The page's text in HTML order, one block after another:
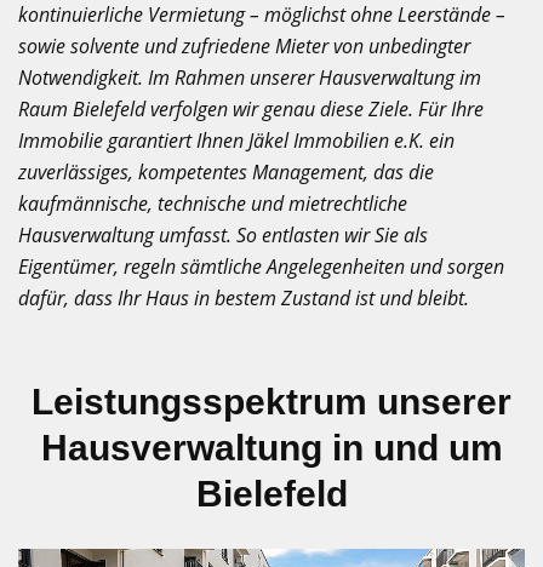
kontinuierliche Vermietung – möglichst ohne Leerstände –
sowie solvente und zufriedene Mieter von unbedingter
Notwendigkeit. Im Rahmen unserer Hausverwaltung im
Raum Bielefeld verfolgen wir genau diese Ziele. Für Ihre
Immobilie garantiert Ihnen Jäkel Immobilien e.K. ein
zuverlässiges, kompetentes Management, das die
kaufmännische, technische und mietrechtliche
Hausverwaltung umfasst. So entlasten wir Sie als
Eigentümer, regeln sämtliche Angelegenheiten und sorgen
dafür, dass Ihr Haus in bestem Zustand ist und bleibt.
Leistungsspektrum unserer
Hausverwaltung in und um
Bielefeld